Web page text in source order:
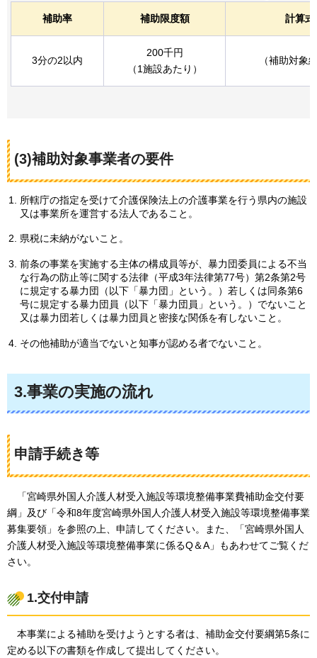
補助率 補助限度額 計算
3分の2以内
200千円
（1施設あたり）
（補助対象
(3)補助対象事業者の要件
所轄庁の指定を受けて介護保険法上の介護事業を行う県内の施設
又は事業所を運営する法人であること。
県税に未納がないこと。
前条の事業を実施する主体の構成員等が、暴力団委員による不当
な行為の防止等に関する法律（平成3年法律第77号）第2条第2号
に規定する暴力団（以下「暴力団」という。）若しくは同条第6
号に規定する暴力団員（以下「暴力団員」という。）でないこと
又は暴力団若しくは暴力団員と密接な関係を有しないこと。
その他補助が適当でないと知事が認める者でないこと。
3.事業の実施の流れ
申請手続き等
「宮崎県外国人介護人材受入施設等環境整備事業費補助金交付要
綱」及び「令和8年度宮崎県外国人介護人材受入施設等環境整備事業
募集要領」を参照の上、申請してください。
また、「宮崎県外国人
介護人材受入施設等環境整備事業に係るQ＆A」もあわせてご覧くだ
さい。
1.交付申請
本事業による補助を受けようとする者は、補助金交付要綱第5条に
定める以下の書類を作成して提出してください。